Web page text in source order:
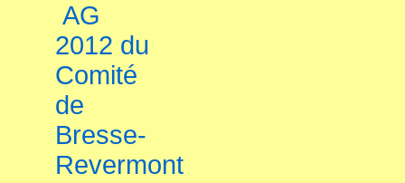
AG
2012 du
Comité
de
Bresse-
Revermont